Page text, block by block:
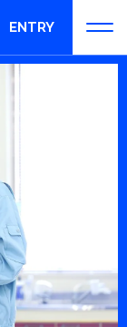
ENTRY
エントリー